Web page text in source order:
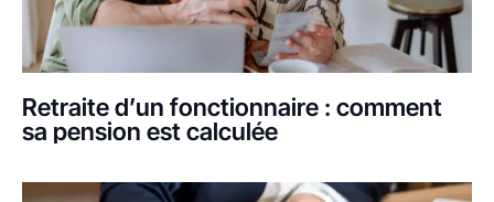
Retraite d’un fonctionnaire : comment
sa pension est calculée